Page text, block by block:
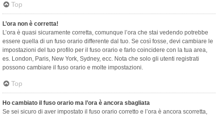
Top
L’ora non è corretta!
L’ora è quasi sicuramente corretta, comunque l’ora che stai vedendo potrebbe
essere quella di un fuso orario differente dal tuo. Se così fosse, devi cambiare le
impostazioni del tuo profilo per il fuso orario e farlo coincidere con la tua area,
es. London, Paris, New York, Sydney, ecc. Nota che solo gli utenti registrati
possono cambiare il fuso orario e molte impostazioni.
Top
Ho cambiato il fuso orario ma l’ora è ancora sbagliata
Se sei sicuro di aver impostato il fuso orario corretto e l’ora è ancora scorretta,